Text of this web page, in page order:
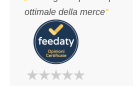
ottimale della merce"